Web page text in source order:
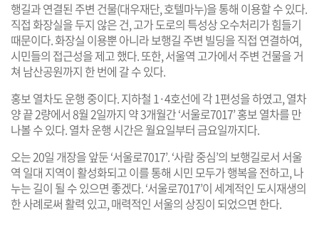
행길과 연결된 주변 건물(대우재단, 호텔마누)을 통해 이용할 수 있다.
직접 화장실을 두지 않은 건, 고가 도로의 특성상 오수처리가 힘들기
때문이다. 화장실 이용뿐 아니라 보행길 주변 빌딩을 직접 연결하여,
시민들의 접근성을 제고 했다. 또한, 서울역 고가에서 주변 건물을 거
쳐 남산공원까지 한 번에 갈 수 있다.
홍보 열차도 운행 중이다. 지하철 1·4호선에 각 1편성을 하였고, 열차
양 끝 2량에서 8월 2일까지 약 3개월간 ‘서울로7017’ 홍보 열차를 만
나볼 수 있다. 열차 운행 시간은 월요일부터 금요일까지다.
오는 20일 개장을 앞둔 ‘서울로7017’. ‘사람 중심’의 보행길로서 서울
역 일대 지역이 활성화되고 이를 통해 시민 모두가 행복을 전하고, 나
누는 길이 될 수 있으면 좋겠다. ‘서울로7017’이 세계적인 도시재생의
한 사례로써 활력 있고, 매력적인 서울의 상징이 되었으면 한다.